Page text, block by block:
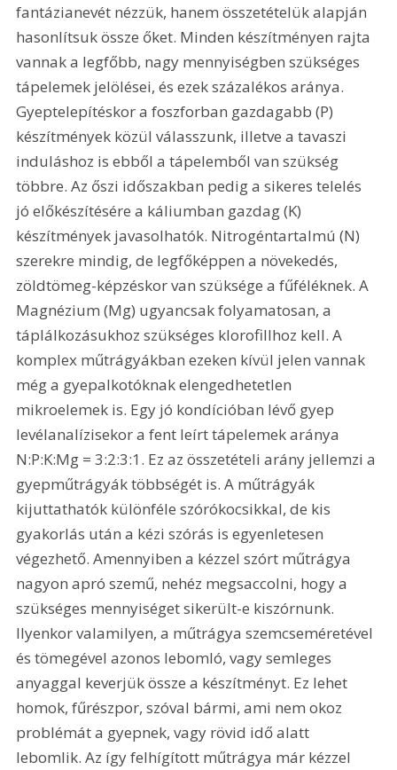
fantázianevét nézzük, hanem összetételük alapján
hasonlítsuk össze őket. Minden készítményen rajta
vannak a legfőbb, nagy mennyiségben szükséges
tápelemek jelölései, és ezek százalékos aránya.
Gyeptelepítéskor a foszforban gazdagabb (P)
készítmények közül válasszunk, illetve a tavaszi
induláshoz is ebből a tápelemből van szükség
többre. Az őszi időszakban pedig a sikeres telelés
jó előkészítésére a káliumban gazdag (K)
készítmények javasolhatók. Nitrogéntartalmú (N)
szerekre mindig, de legfőképpen a növekedés,
zöldtömeg-képzéskor van szüksége a fűféléknek. A
Magnézium (Mg) ugyancsak folyamatosan, a
táplálkozásukhoz szükséges klorofillhoz kell. A
komplex műtrágyákban ezeken kívül jelen vannak
még a gyepalkotóknak elengedhetetlen
mikroelemek is. Egy jó kondícióban lévő gyep
levélanalízisekor a fent leírt tápelemek aránya
N:P:K:Mg = 3:2:3:1. Ez az összetételi arány jellemzi a
gyepműtrágyák többségét is. A műtrágyák
kijuttathatók különféle szórókocsikkal, de kis
gyakorlás után a kézi szórás is egyenletesen
végezhető. Amennyiben a kézzel szórt műtrágya
nagyon apró szemű, nehéz megsaccolni, hogy a
szükséges mennyiséget sikerült-e kiszórnunk.
Ilyenkor valamilyen, a műtrágya szemcseméretével
és tömegével azonos lebomló, vagy semleges
anyaggal keverjük össze a készítményt. Ez lehet
homok, fűrészpor, szóval bármi, ami nem okoz
problémát a gyepnek, vagy rövid idő alatt
lebomlik. Az így felhígított műtrágya már kézzel